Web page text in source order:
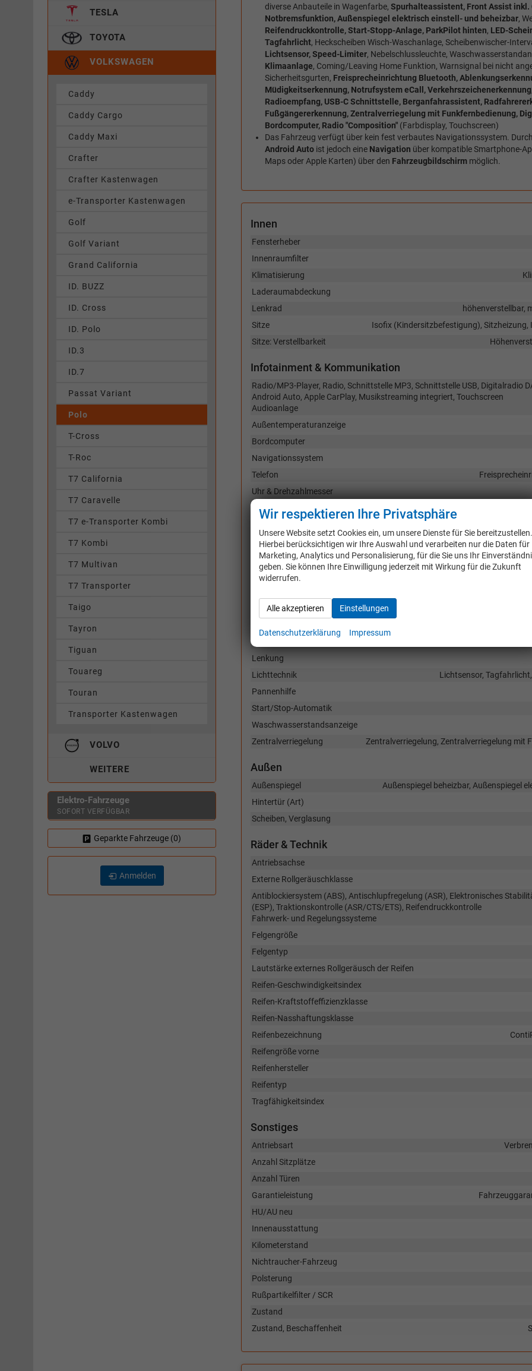
diverse Anbauteile in Wagenfarbe, Spurhalteassistent, Front Assist inkl.
Notbremsfunktion, Außenspiegel elektrisch einstell- und beheizbar,
Reifendruckkontrolle, Start-Stopp-Anlage, ParkPilot hinten, LED-
Tagfahrlicht, Heckscheiben Wisch-Waschanlage, Scheibenwischer-
Lichtsensor, Speed-Limiter, Nebelschlussleuchte,
Klimaanlage, Coming/Leaving Home Funktion, Warnsignal bei nicht
Sicherheitsgurten, Freisprecheinrichtung Bluetooth,
Müdigkeitserkennung, Notrufsystem eCall,
Radioempfang, USB-C Schnittstelle, Berganfahrassistent,
Fußgängererkennung, Zentralverriegelung mit Funkfernbedienung,
Bordcomputer, Radio "Composition"(Farbdisplay, Touchscreen)
Das Fahrzeug verfügt über kein fest verbautes Navigationssystem. Durch
Android Autoist jedoch eine Navigation über kompatible Smartphone-
Maps oder Apple Karten) über den Fahrzeugbildschirm möglich.
Innen
Fensterheber
Innenraumfilter
Klimatisierung
Laderaumabdeckung
höhenverstellbar,
Lenkrad
Isofix (Kindersitzbefestigung), Sitzheizung,
Sitze
Sitze: Verstellbarkeit
Infotainment & Kommunikation
Radio/MP3-Player, Radio, Schnittstelle MP3, Schnittstelle USB, Digitalradio
Android Auto, Apple CarPlay, Musikstreaming integriert, Touchscreen
Audioanlage
Außentemperaturanzeige
Bordcomputer
Navigationssystem
Telefon
Uhr & Drehzahlmesser
Volldigitales Kombiinstrument (Virtual Cockpit)
Sicherheit & Assistenz
Airbag, Fenster-/Kopfairbags Vorne, Beifahrerairbag abschaltbar,
Beifahrerairbag
Airbags
Fußgängererkennung, Verkehrzeichenerkennung, Müdigkeitserkennungs-
Notrufsystem, Abstandswarner, Geschwindigkeitsbegrenzer
Park
Einparkhilfe
Lenkung
Lichtsensor,
Lichttechnik
Pannenhilfe
Start/Stop-Automatik
Waschwasserstandsanzeige
Zentralverriegelung, Zentralverriegelung mit
Zentralverriegelung
Außen
Außenspiegel beheizbar, Außenspiegel
Außenspiegel
Hintertür (Art)
Scheiben, Verglasung
Räder & Technik
Antriebsachse
Externe Rollgeräuschklasse
Antiblockiersystem (ABS), Antischlupfregelung (ASR), Elektronisches
(ESP), Traktionskontrolle (ASR/CTS/ETS), Reifendruckkontrolle
Fahrwerk- und Regelungssysteme
Felgengröße
Felgentyp
Lautstärke externes Rollgeräusch der Reifen
Reifen-Geschwindigkeitsindex
Reifen-Kraftstoffeffizienzklasse
Reifen-Nasshaftungsklasse
Reifenbezeichnung
Reifengröße vorne
Reifenhersteller
Reifentyp
Tragfähigkeitsindex
Sonstiges
Antriebsart
Anzahl Sitzplätze
Anzahl Türen
Garantieleistung
HU/AU neu
Innenausstattung
Kilometerstand
Nichtraucher-Fahrzeug
Polsterung
Rußpartikelfilter / SCR
Zustand
Zustand, Beschaffenheit
TESLA
TOYOTA
VOLKSWAGEN
Caddy
Caddy Cargo
Caddy Maxi
Crafter
Crafter Kastenwagen
e-Transporter Kastenwagen
Golf
Golf Variant
Grand California
ID. BUZZ
ID. Cross
ID. Polo
ID.3
ID.7
Passat Variant
Polo
T-Cross
T-Roc
T7 California
T7 Caravelle
T7 e-Transporter Kombi
T7 Kombi
T7 Multivan
T7 Transporter
Taigo
Tayron
Tiguan
Touareg
Touran
Transporter Kastenwagen
VOLVO
WEITERE
Elektro-Fahrzeuge
SOFORT VERFÜGBAR
Geparkte Fahrzeuge (0)
Anmelden
Wir respektieren Ihre Privatsphäre
Unsere Website setzt Cookies ein, um unsere Dienste für Sie bereitzustellen.
Hierbei berücksichtigen wir Ihre Auswahl und verarbeiten nur die Daten für
Marketing, Analytics und Personalisierung, für die Sie uns Ihr
geben. Sie können Ihre Einwilligung jederzeit mit Wirkung für die Zukunft
widerrufen.
Alle akzeptieren Einstellungen
Datenschutzerklärung Impressum